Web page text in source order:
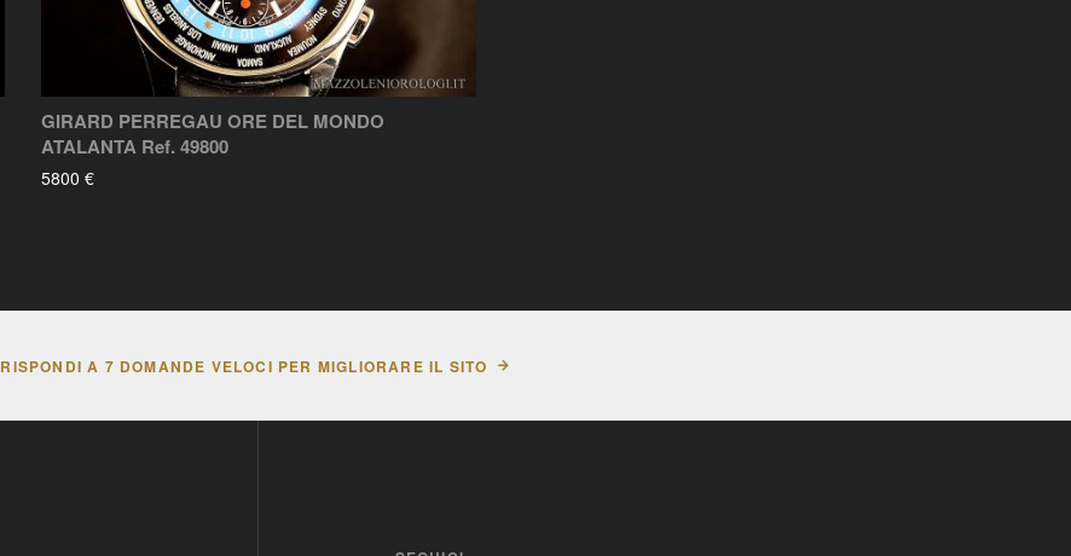
GIRARD PERREGAU ORE DEL MONDO
ATALANTA Ref. 49800
5800 €
RISPONDI A 7 DOMANDE VELOCI PER MIGLIORARE IL SITO